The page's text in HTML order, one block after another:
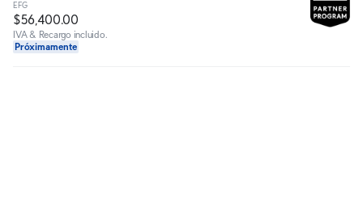
EFG
$56,400.00
IVA & Recargo incluido.
Próximamente